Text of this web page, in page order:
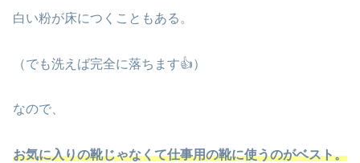
白い粉が床につくこともある。
（でも洗えば完全に落ちます👍）
なので、
お気に入りの靴じゃなくて仕事用の靴に使うのがベスト。